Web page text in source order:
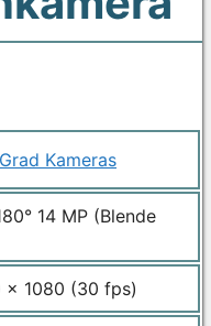
Kameras
14 MP (Blende
x 1080 (30 fps)